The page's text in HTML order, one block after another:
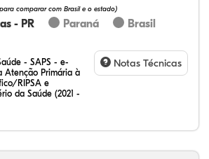
- PR Paraná Brasil
comparar com Brasil e o estado)
- SAPS - e-
Atenção Primária à
RIPSA e
da Saúde (2021 -
Notas Técnicas